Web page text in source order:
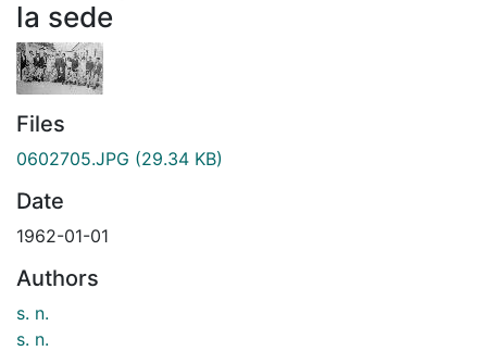
la sede
Files
0602705.JPG (29.34 KB)
Date
1962-01-01
Authors
s. n.
s. n.